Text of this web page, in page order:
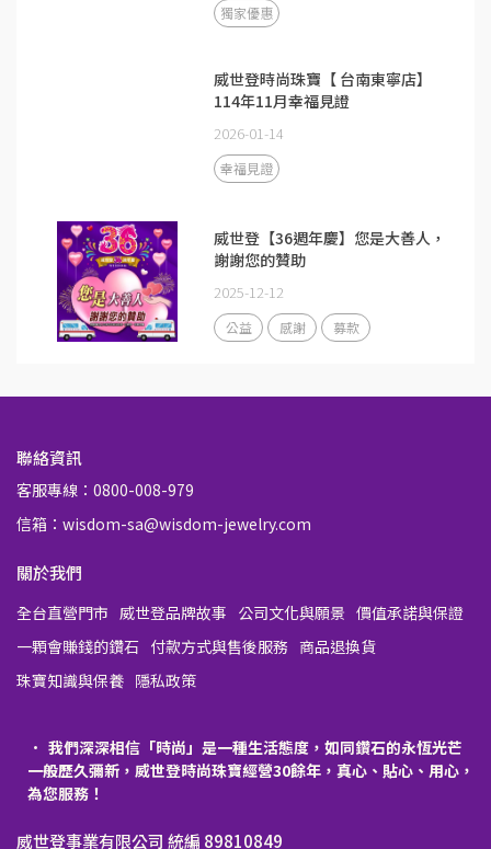
獨家優惠
威世登時尚珠寶【 台南東寧店】
114年11月幸福見證
2026-01-14
幸福見證
威世登【36週年慶】您是大善人，
謝謝您的贊助
2025-12-12
公益 感謝 募款
聯絡資訊
客服專線：0800-008-979
信箱：wisdom-sa@wisdom-jewelry.com
關於我們
全台直營門市 威世登品牌故事 公司文化與願景 價值承諾與保證
一顆會賺錢的鑽石 付款方式與售後服務 商品退換貨
珠寶知識與保養 隱私政策
我們深深相信「時尚」是一種生活態度，如同鑽石的永恆光芒
一般歷久彌新，威世登時尚珠寶經營30餘年，真心、貼心、用心，
為您服務！
威世登事業有限公司 統編 89810849